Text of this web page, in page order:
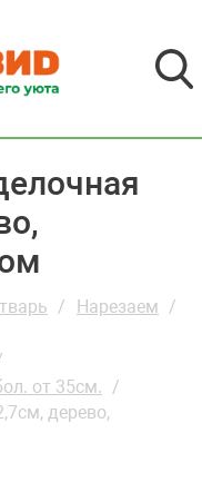
Нарезаем
от 35см.
дерево,